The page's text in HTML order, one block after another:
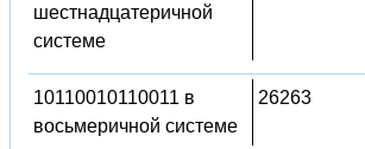
шестнадцатеричной
системе
10110010110011 в
восьмеричной системе
26263